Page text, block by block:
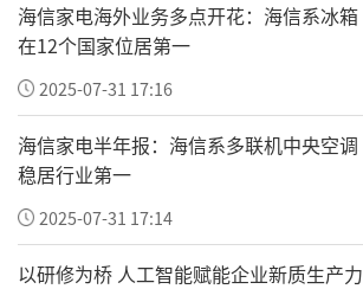
海信家电海外业务多点开花：海信系冰箱
在12个国家位居第一
2025-07-31 17:16
海信家电半年报：海信系多联机中央空调
稳居行业第一
2025-07-31 17:14
以研修为桥 人工智能赋能企业新质生产力